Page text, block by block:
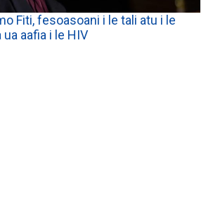
Fiti, fesoasoani i le tali atu i le
ua aafia i le HIV